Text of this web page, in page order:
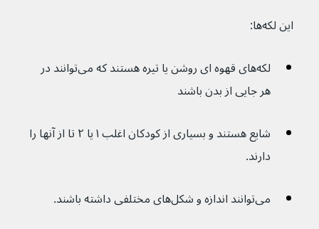
این لکه‌ها:
لکه‌های قهوه ای روشن یا تیره هستند که می‌توانند در
هر جایی از بدن باشند
شایع هستند و بسیاری از کودکان اغلب ۱ یا ۲ تا از آنها را
دارند.
می‌توانند اندازه و شکل‌های مختلفی داشته باشند.